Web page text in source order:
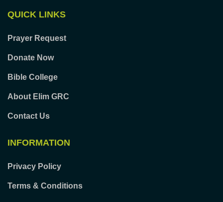
QUICK LINKS
Prayer Request
Donate Now
Bible College
About Elim GRC
Contact Us
INFORMATION
Privacy Policy
Terms & Conditions